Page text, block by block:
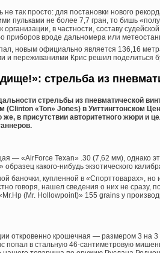
не так просто: для постановки нового
пульками не более 7,7 гран, то бишь
организации, в частности, составу
приборов вроде дальномера или
новым официально является 136,16
и переживаниями Крис решил поделиться
стрельба из
стрельбы из пневматической
(Clinton «Ton» Jones) в Уиттингтонском
в присутствии авторитетного жюри и
— «AirForce Texan» .30 (7,62 мм), однако
какого-нибудь экзотического
баночки, купленной в «Спорттоварах»,
говоря, нашел сведения о них не сразу,
(Mr. Hollowpoint)» 155 grains у
откровенно крошечная — размером 3 на
попал в стальную 46-сантиметровую